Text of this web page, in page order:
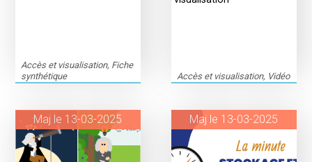
Accès et visualisation, Fiche
synthétique
Accès et visualisation, Vidéo
Maj le 13-03-2025 Maj le 13-03-2025